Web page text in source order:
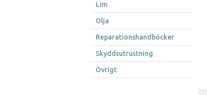
Lim
Olja
Reparationshandböcker
Skyddsutrustning
Övrigt